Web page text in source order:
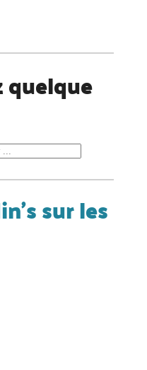
quelque
sur les